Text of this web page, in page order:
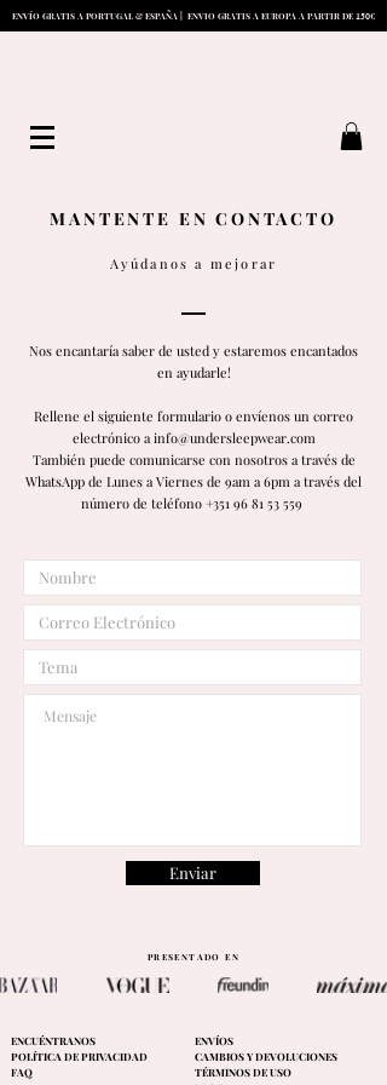
ENVÍO GRATIS A PORTUGAL & ESPAÑA | ENVIO GRATIS A EUROPA A PARTIR DE150€
MANTENTE EN CONTACTO
Ayúdanos a mejorar
Nos encantaría saber de usted y estaremos encantados
en ayudarle!
Rellene el siguiente formulario o envíenos un correo
electrónico a info@undersleepwear.com
También puede comunicarse con nosotros a través de
WhatsApp de Lunes a Viernes de 9am a 6pm a través del
número de teléfono +351 96 81 53 559
Enviar
PRESENTADO EN
ENCUÉNTRANOS
POLÍTICA DE PRIVACIDAD
FAQ
ENVÍOS
CAMBIOS Y DEVOLUCIONES
TÉRMINOS DE USO